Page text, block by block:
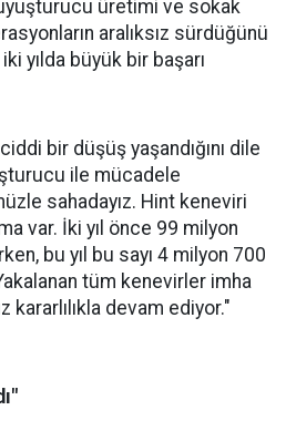
üretimi ve sokak
aralıksız sürdüğünü
yılda büyük bir başarı
bir düşüş yaşandığını dile
ile mücadele
sahadayız. Hint keneviri
var. İki yıl önce 99 milyon
bu yıl bu sayı 4 milyon 700
tüm kenevirler imha
kararlılıkla devam ediyor."